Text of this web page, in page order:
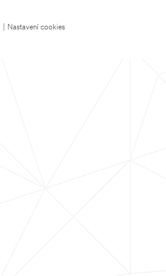
Nastavení cookies